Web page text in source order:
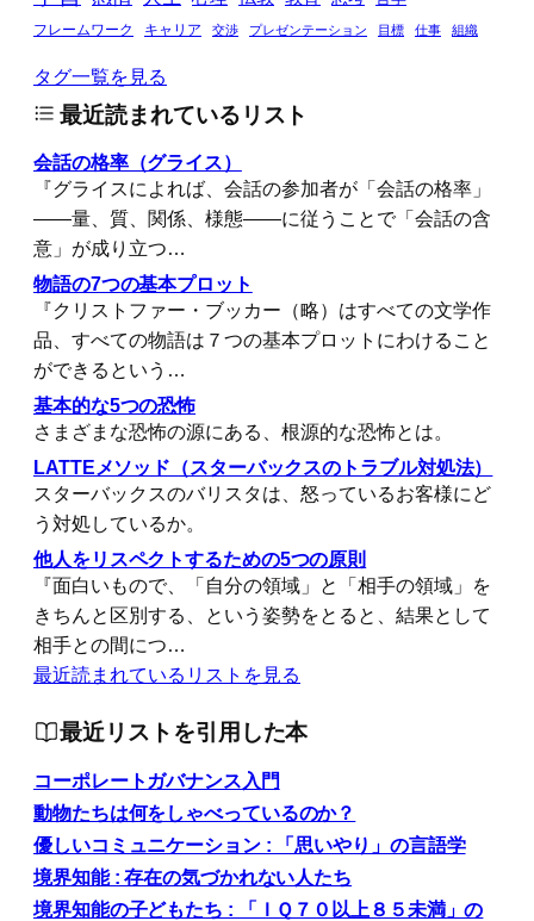
フレームワーク
キャリア 交渉 プレゼンテーション 目標 仕事 組織
タグ一覧を見る
最近読まれているリスト
会話の格率（グライス）
『グライスによれば、会話の参加者が「会話の格率」
――量、質、関係、様態――に従うことで「会話の含
意」が成り立つ…
物語の7つの基本プロット
『クリストファー・ブッカー（略）はすべての文学作
品、すべての物語は７つの基本プロットにわけること
ができるという…
基本的な5つの恐怖
さまざまな恐怖の源にある、根源的な恐怖とは。
LATTEメソッド（スターバックスのトラブル対処法）
スターバックスのバリスタは、怒っているお客様にど
う対処しているか。
他人をリスペクトするための5つの原則
『面白いもので、「自分の領域」と「相手の領域」を
きちんと区別する、という姿勢をとると、結果として
相手との間につ…
最近読まれているリストを見る
最近リストを引用した本
コーポレートガバナンス入門
動物たちは何をしゃべっているのか？
優しいコミュニケーション : 「思いやり」の言語学
境界知能 : 存在の気づかれない人たち
境界知能の子どもたち : 「ＩＱ７０以上８５未満」の